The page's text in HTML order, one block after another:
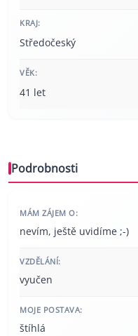
KRAJ:
Středočeský
VĚK:
41 let
Podrobnosti
MÁM ZÁJEM O:
nevím, ještě uvidíme ;-)
VZDĚLÁNÍ:
vyučen
MOJE POSTAVA:
štíhlá